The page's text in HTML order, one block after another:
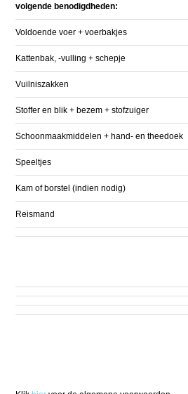
volgende benodigdheden:
Voldoende voer + voerbakjes
Kattenbak, -vulling + schepje
Vuilniszakken
Stoffer en blik + bezem + stofzuiger
Schoonmaakmiddelen + hand- en theedoek
Speeltjes
Kam of borstel (indien nodig)
Reismand